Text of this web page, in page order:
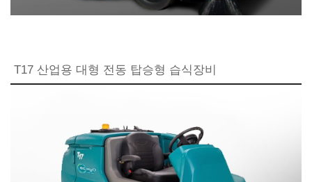
T17 산업용 대형 전동 탑승형 습식장비